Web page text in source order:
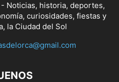
Noticias, historia, deportes,
curiosidades, fiestas y
la Ciudad del Sol